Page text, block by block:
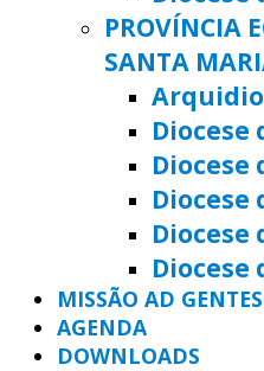
PROVÍNCIA
SANTA
Diocese
Diocese
Diocese
Diocese
Diocese
MISSÃO AD GENTES
AGENDA
DOWNLOADS